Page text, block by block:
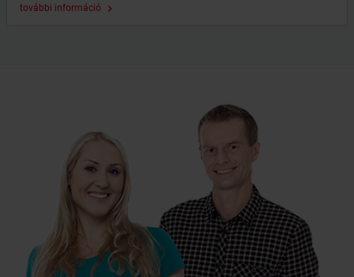
további információ keyboard_arrow_right